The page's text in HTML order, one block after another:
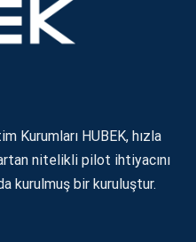
Kurumları HUBEK, hızla
nitelikli pilot ihtiyacını
kurulmuş bir kuruluştur.